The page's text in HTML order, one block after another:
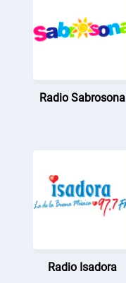
Radio Sabrosona
Radio Isadora